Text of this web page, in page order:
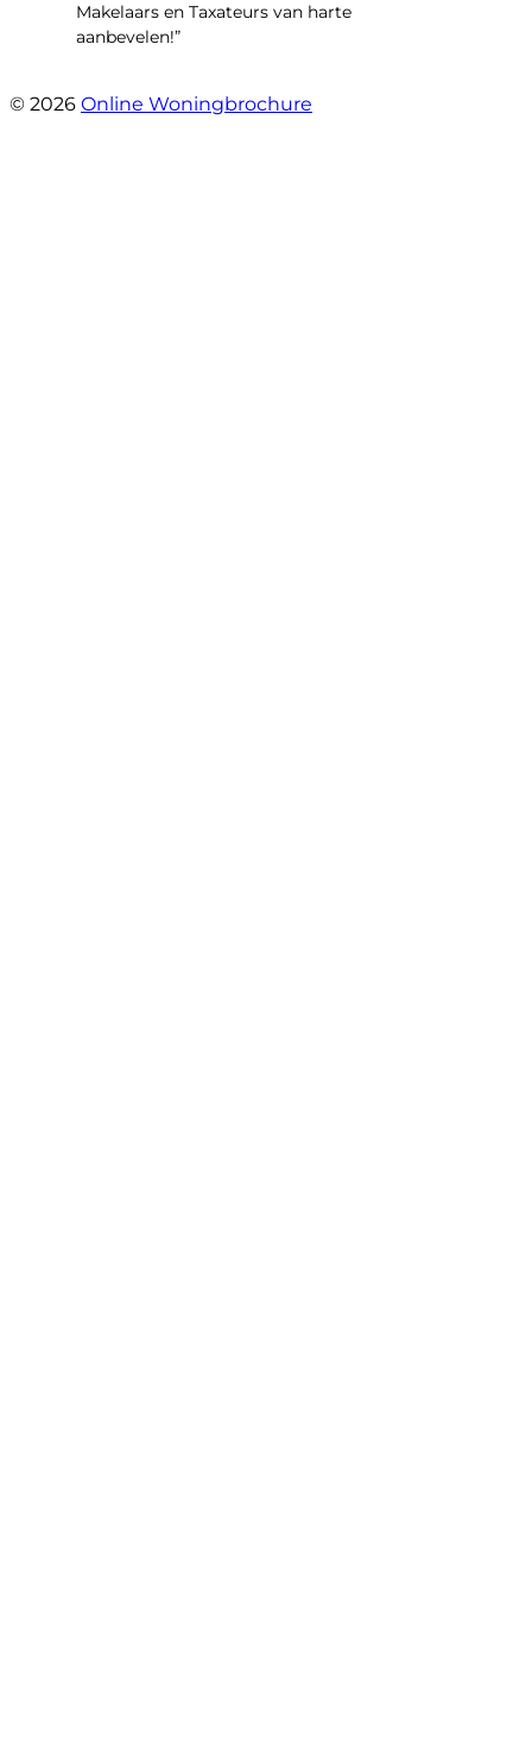
Makelaars en Taxateurs van harte
aanbevelen!”
© 2026 Online Woningbrochure